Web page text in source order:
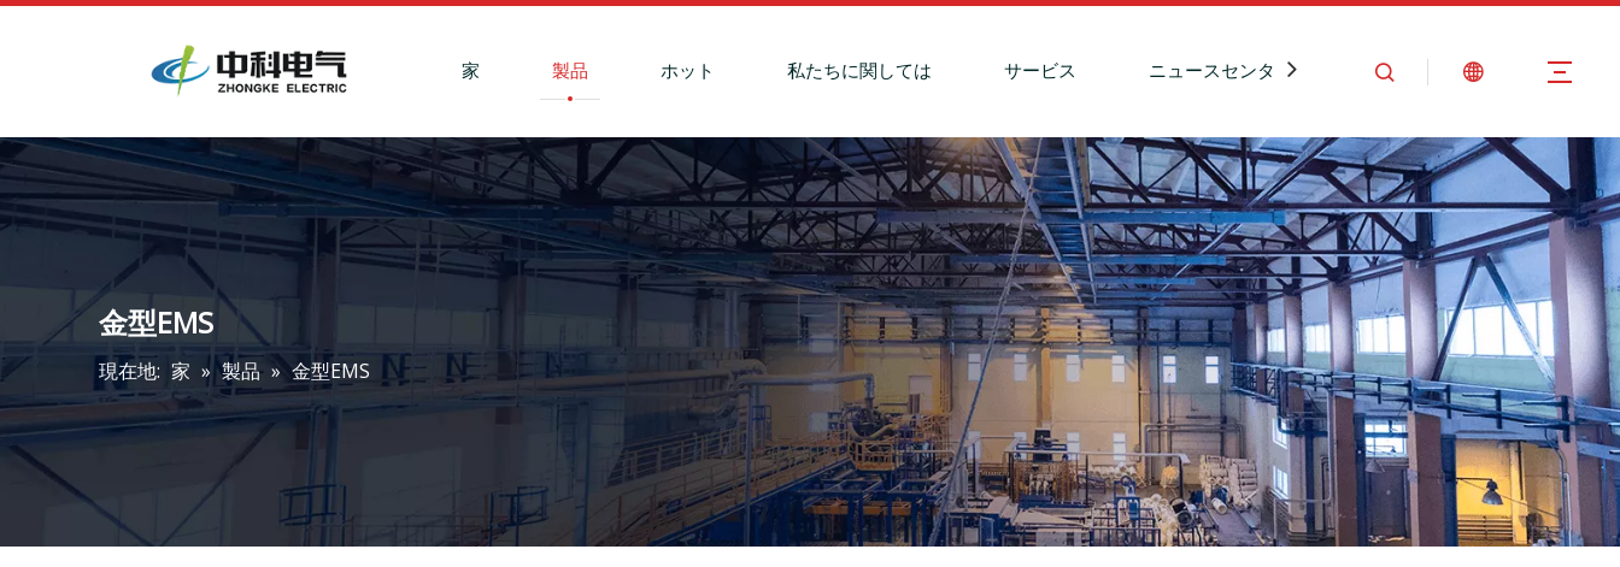
家 製品 ホット 私たちに関しては サービス ニュースセンター お問い合わせ
金型EMS
現在地: 家 » 製品 » 金型EMS